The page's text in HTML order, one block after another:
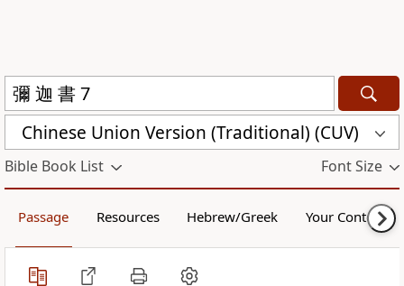
Chinese Union Version (Traditional) (CUV)
Bible Book List Font Size
Passage Resources Hebrew/Greek Your Content